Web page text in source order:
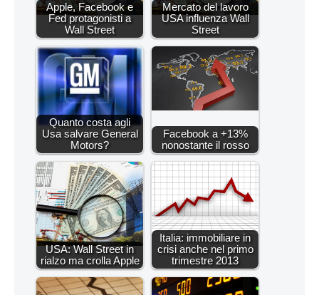
Apple, Facebook e
Fed protagonisti a
Wall Street
Mercato del lavoro
USA influenza Wall
Street
Quanto costa agli
Usa salvare General
Motors?
Facebook a +13%
nonostante il rosso
USA: Wall Street in
rialzo ma crolla Apple
Italia: immobiliare in
crisi anche nel primo
trimestre 2013